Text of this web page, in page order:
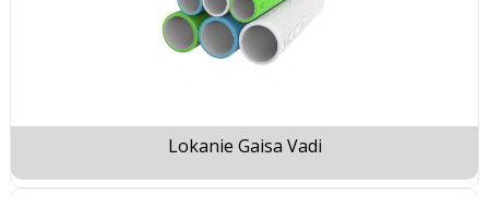
Lokanie Gaisa Vadi